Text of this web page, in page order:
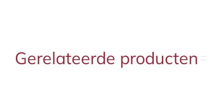
Gerelateerde producten